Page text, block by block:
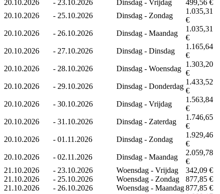
20.10.2026
- 23.10.2026 Dinsdag - Vrijdag
499,56 €
20.10.2026
- 25.10.2026 Dinsdag - Zondag
1.035,31
€
20.10.2026
- 26.10.2026 Dinsdag - Maandag
1.035,31
€
20.10.2026
- 27.10.2026 Dinsdag - Dinsdag
1.165,64
€
20.10.2026
- 28.10.2026 Dinsdag - Woensdag
1.303,20
€
20.10.2026
- 29.10.2026 Dinsdag - Donderdag
1.433,52
€
20.10.2026
- 30.10.2026 Dinsdag - Vrijdag
1.563,84
€
20.10.2026
- 31.10.2026 Dinsdag - Zaterdag
1.746,65
€
20.10.2026
- 01.11.2026 Dinsdag - Zondag
1.929,46
€
20.10.2026
- 02.11.2026 Dinsdag - Maandag
2.059,78
€
21.10.2026
- 23.10.2026 Woensdag - Vrijdag
342,09 €
21.10.2026
- 25.10.2026 Woensdag - Zondag
877,85 €
21.10.2026
- 26.10.2026 Woensdag - Maandag877,85 €